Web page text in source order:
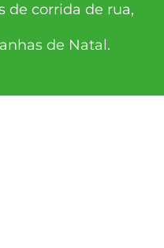
de corrida de rua,
de Natal.